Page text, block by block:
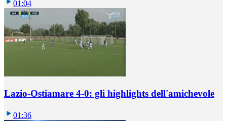
01:04
Lazio-Ostiamare 4-0: gli highlights dell'amichevole
01:36